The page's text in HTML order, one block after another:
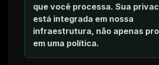
que você processa. Sua
está integrada em nossa
infraestrutura, não apenas
em uma política.